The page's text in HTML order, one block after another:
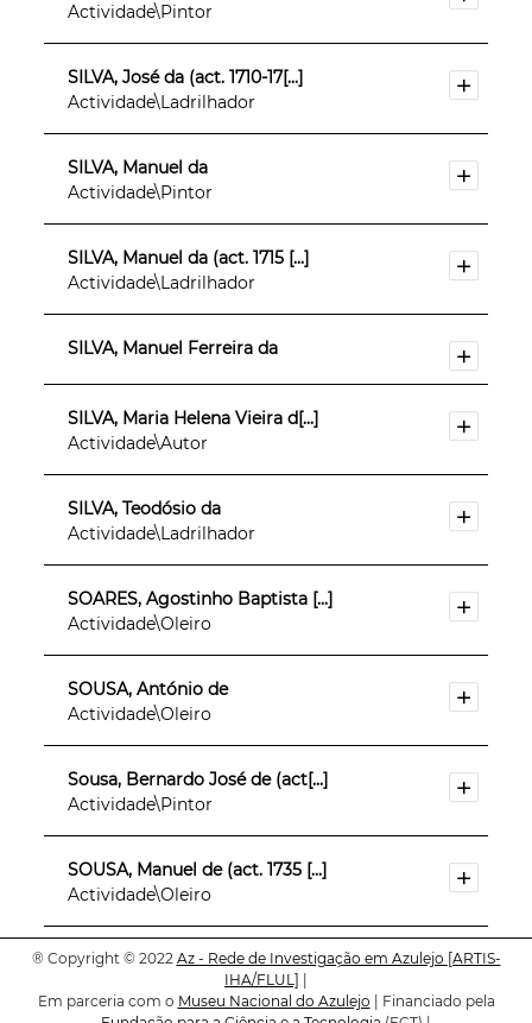
Actividade\Pintor
SILVA, José da (act. 1710-17[...]
Actividade\Ladrilhador
SILVA, Manuel da
Actividade\Pintor
SILVA, Manuel da (act. 1715 [...]
Actividade\Ladrilhador
SILVA, Manuel Ferreira da
SILVA, Maria Helena Vieira d[...]
Actividade\Autor
SILVA, Teodósio da
Actividade\Ladrilhador
SOARES, Agostinho Baptista [...]
Actividade\Oleiro
SOUSA, António de
Actividade\Oleiro
Sousa, Bernardo José de (act[...]
Actividade\Pintor
SOUSA, Manuel de (act. 1735 [...]
Actividade\Oleiro
SOUSA, Pantaleão de (act. 1[...]
® Copyright © 2022 Az - Rede de Investigação em Azulejo [ARTIS-
IHA/FLUL]
Em parceria com o Museu Nacional do Azulejo | Financiado pela